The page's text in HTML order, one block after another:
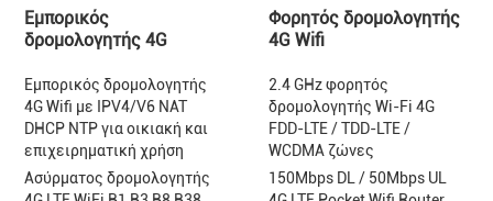
Εμπορικός
δρομολογητής 4G
Εμπορικός δρομολογητής
4G Wifi με IPV4/V6 NAT
DHCP NTP για οικιακή και
επιχειρηματική χρήση
Ασύρματος δρομολογητής
Φορητός δρομολογητής
4G Wifi
2.4 GHz φορητός
δρομολογητής Wi-Fi 4G
FDD-LTE / TDD-LTE /
WCDMA ζώνες
150Mbps DL / 50Mbps UL